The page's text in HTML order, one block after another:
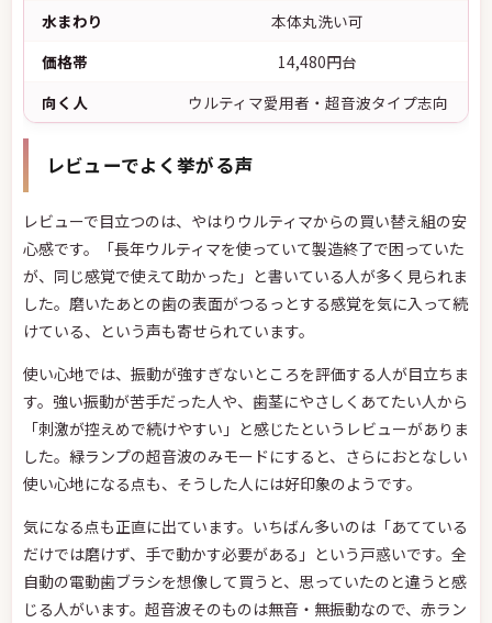
水まわり
本体丸洗い可
価格帯
14,480円台
向く人
ウルティマ愛用者・超音波タイプ志向
レビューでよく挙がる声
レビューで目立つのは、やはりウルティマからの買い替え組の安
心感です。「長年ウルティマを使っていて製造終了で困っていた
が、同じ感覚で使えて助かった」と書いている人が多く見られま
した。磨いたあとの歯の表面がつるっとする感覚を気に入って続
けている、という声も寄せられています。
使い心地では、振動が強すぎないところを評価する人が目立ちま
す。強い振動が苦手だった人や、歯茎にやさしくあてたい人から
「刺激が控えめで続けやすい」と感じたというレビューがありま
した。緑ランプの超音波のみモードにすると、さらにおとなしい
使い心地になる点も、そうした人には好印象のようです。
気になる点も正直に出ています。いちばん多いのは「あてている
だけでは磨けず、手で動かす必要がある」という戸惑いです。全
自動の電動歯ブラシを想像して買うと、思っていたのと違うと感
じる人がいます。超音波そのものは無音・無振動なので、赤ラン